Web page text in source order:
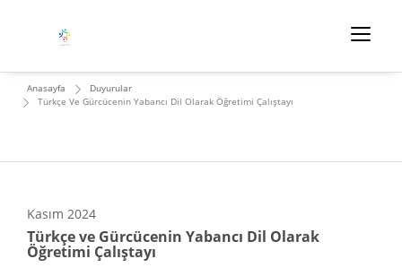
Anasayfa
Duyurular
Türkçe Ve Gürcücenin Yabancı Dil Olarak Öğretimi Çalıştayı
Kasım 2024
Türkçe ve Gürcücenin Yabancı Dil Olarak
Öğretimi Çalıştayı